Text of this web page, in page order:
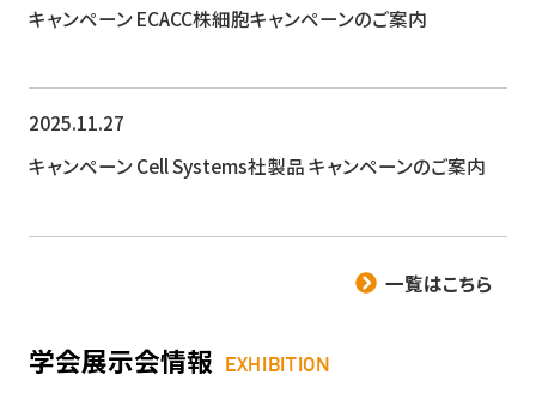
キャンペーンECACC株細胞キャンペーンのご案内
2025.11.27
キャンペーンCell Sy​​stems社製品 キャンペーンのご案内
一覧はこちら
学会展示会情報 EXHIBITION